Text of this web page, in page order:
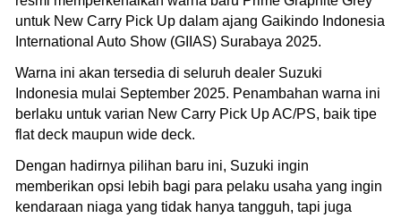
untuk New Carry Pick Up dalam ajang Gaikindo Indonesia
International Auto Show (GIIAS) Surabaya 2025.
Warna ini akan tersedia di seluruh dealer Suzuki
Indonesia mulai September 2025. Penambahan warna ini
berlaku untuk varian New Carry Pick Up AC/PS, baik tipe
flat deck maupun wide deck.
Dengan hadirnya pilihan baru ini, Suzuki ingin
memberikan opsi lebih bagi para pelaku usaha yang ingin
kendaraan niaga yang tidak hanya tangguh, tapi juga